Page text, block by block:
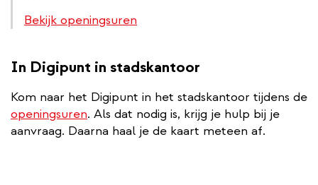
Bekijk openingsuren
In Digipunt in stadskantoor
Kom naar het Digipunt in het stadskantoor tijdens de
openingsuren. Als dat nodig is, krijg je hulp bij je
aanvraag. Daarna haal je de kaart meteen af.